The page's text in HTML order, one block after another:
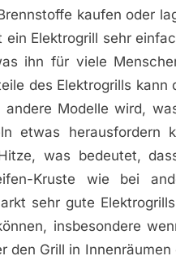
kaufen oder
Elektrogrill sehr
ihn für viele
des Elektrogrills kann
Modelle wird,
etwas herausfordern
was bedeutet,
Kruste wie bei
sehr gute
insbesondere
den Grill in Innenräumen